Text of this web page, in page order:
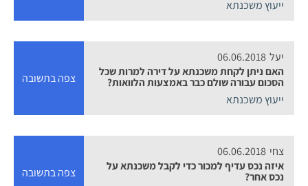
ייעוץ משכנתא
יעל 06.06.2018
האם ניתן לקחת משכנתא על דירה למרות שכל
הסכום עבורה שולם כבר באמצעות הלוואות?
ייעוץ משכנתא
צפה בתשובה
צחי 06.06.2018
איזה נכס עדיף למכור כדי לקבל משכנתא על
נכס אחר?
צפה בתשובה